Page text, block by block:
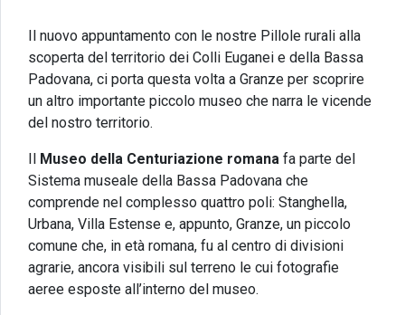
Il nuovo appuntamento con le nostre Pillole rurali alla
scoperta del territorio dei Colli Euganei e della Bassa
Padovana, ci porta questa volta a Granze per scoprire
un altro importante piccolo museo che narra le vicende
del nostro territorio.
Il Museo della Centuriazione romana fa parte del
Sistema museale della Bassa Padovana che
comprende nel complesso quattro poli: Stanghella,
Urbana, Villa Estense e, appunto, Granze, un piccolo
comune che, in età romana, fu al centro di divisioni
agrarie, ancora visibili sul terreno le cui fotografie
aeree esposte all’interno del museo.